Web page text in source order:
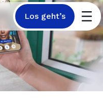
Los geht’s